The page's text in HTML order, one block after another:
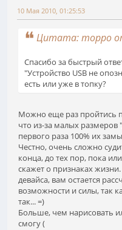
10 Мая 2010, 01:25:53
Цитата: moppo
Спасибо за быстрый
"Устройство USB не
есть или уже в топку?
Можно еще раз пройтись
что из-за малых размеров
первого раза 100% их
Честно, очень сложно
конца, до тех пор, пока
скажет о признаках
девайса, вам остается
возможности и силы, так
так... =)
Больше, чем нарисовать
смогу (